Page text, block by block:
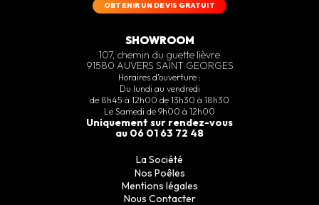
SHOWROOM
107, chemin du guette lièvre
91580 AUVERS SAINT GEORGES
Horaires d’ouverture :
Du lundi au vendredi
de 8h45 à 12h00 de 13h30 à 18h30
Le Samedi de 9h00 à 12h00
Uniquement sur rendez-vous
au 06 01 63 72 48
La Société
Nos Poêles
Mentions légales
Nous Contacter
OBTENIR UN DEVIS GRATUIT